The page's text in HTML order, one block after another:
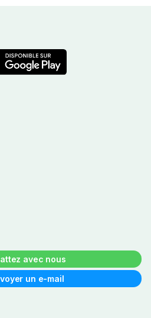
avec nous
un e-mail